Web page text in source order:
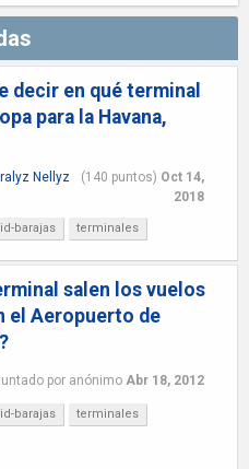
decir en qué terminal
para la Havana,
Nellyz (140 puntos) Oct 14,
2018
barajas terminales
salen los vuelos
el Aeropuerto de
por anónimo Abr 18, 2012
barajas
terminales